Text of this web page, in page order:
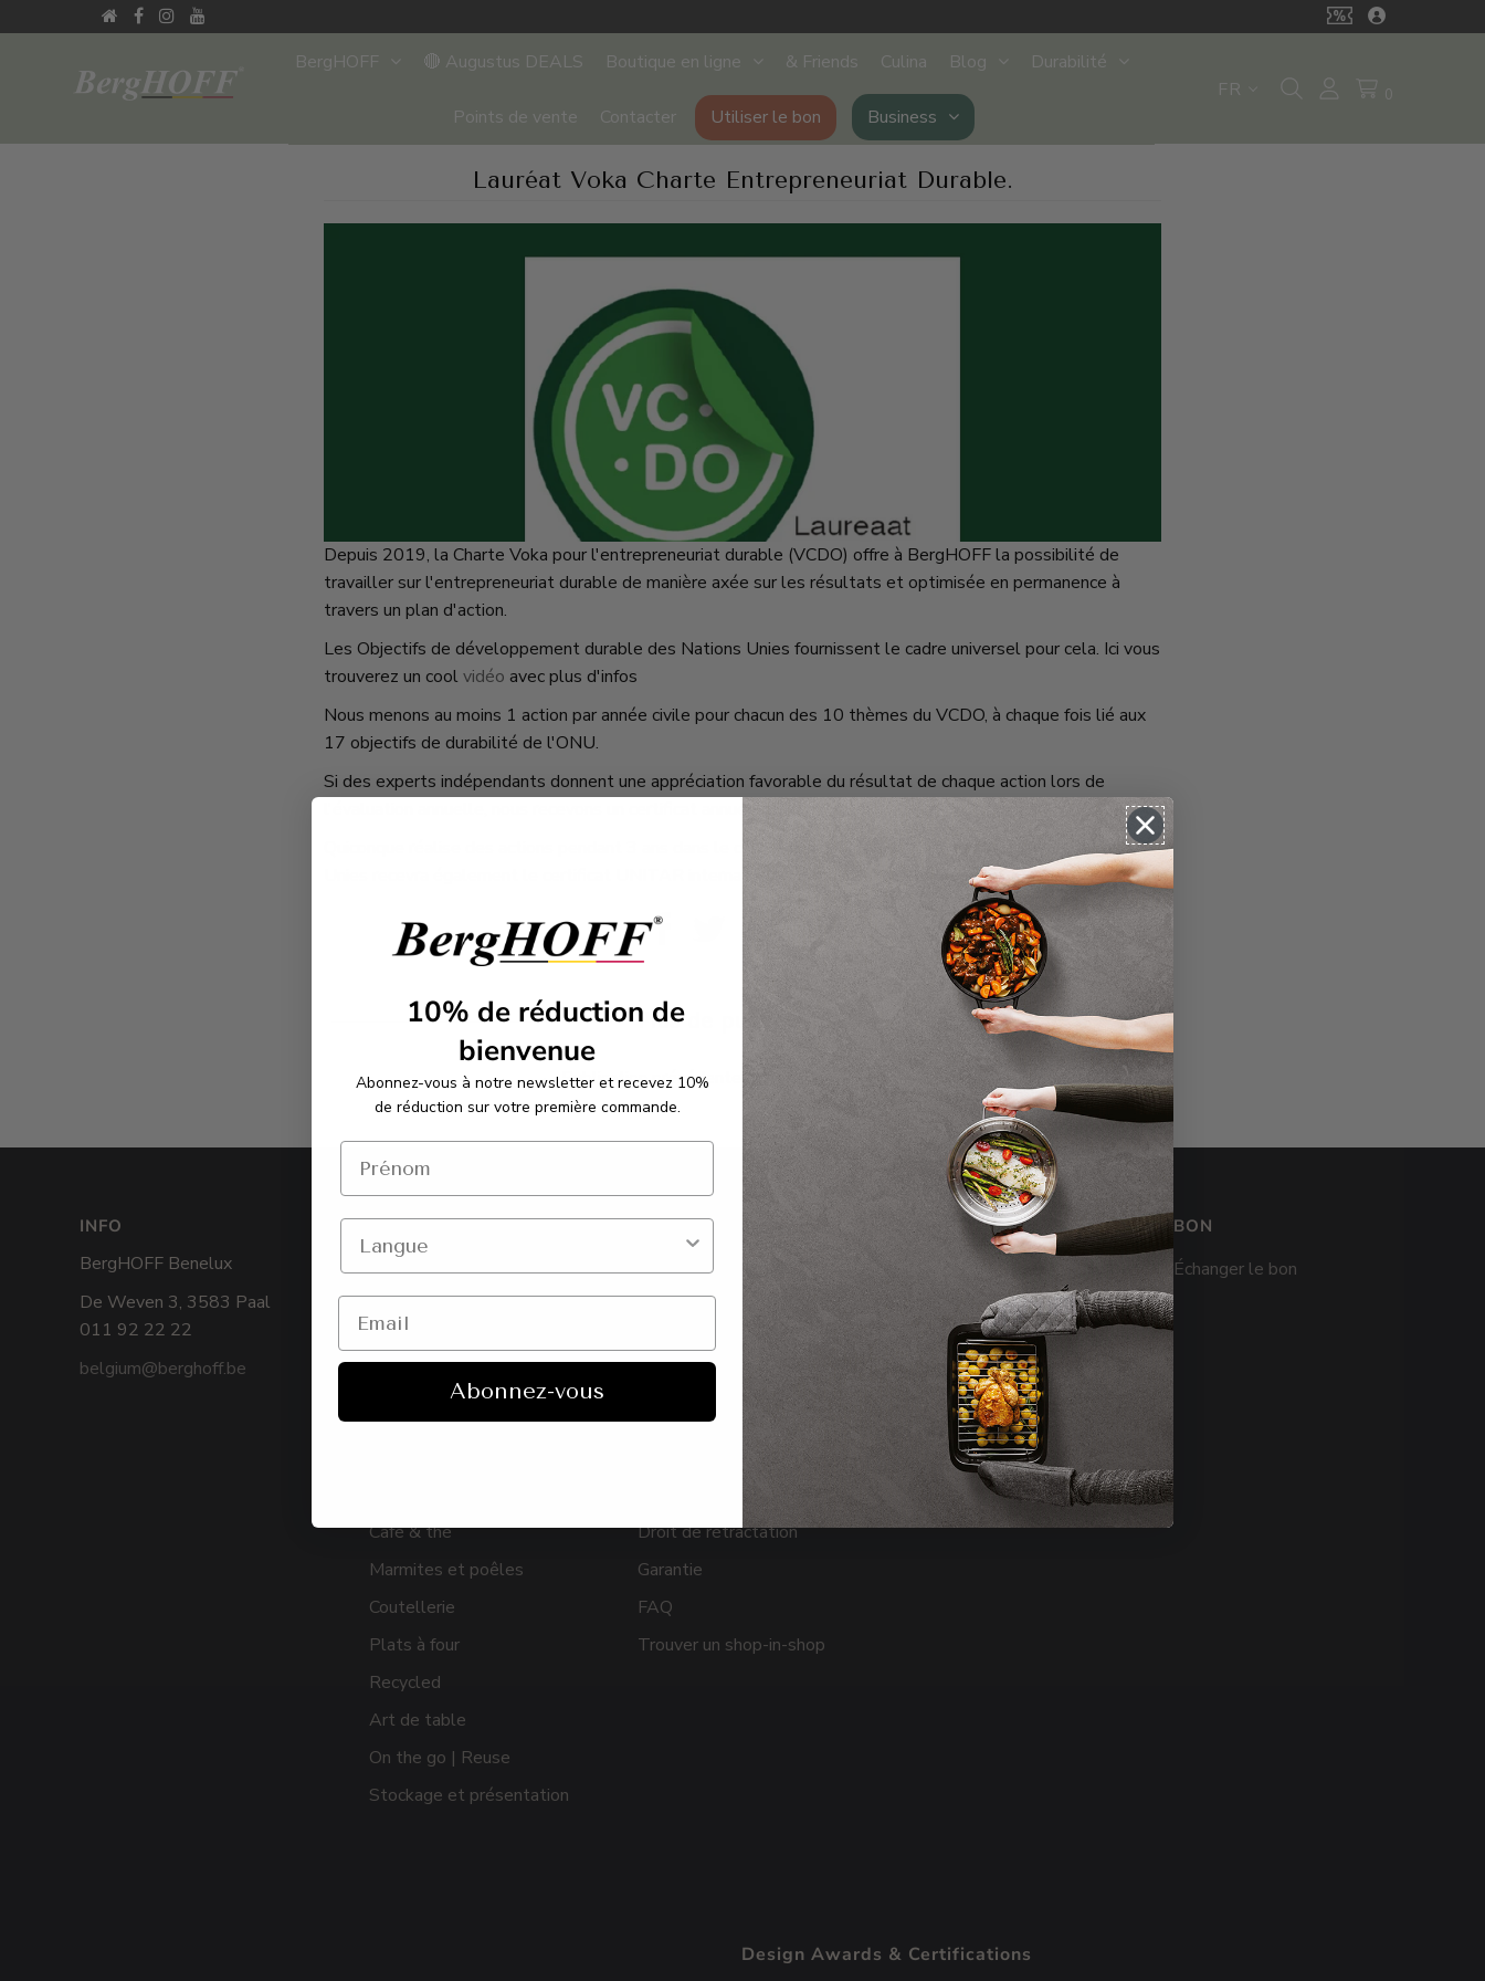
BergHOFF 🔴 Augustus DEALS Boutique en ligne & Friends Culina Blog Durabilité
Points de vente Contacter Utiliser le bon Business
FR 0
Lauréat Voka Charte Entrepreneuriat Durable.
Depuis 2019, la Charte Voka pour l'entrepreneuriat durable (VCDO) offre à BergHOFF la possibilité de
travailler sur l'entrepreneuriat durable de manière axée sur les résultats et optimisée en permanence à
travers un plan d'action.
Les Objectifs de développement durable des Nations Unies fournissent le cadre universel pour cela. Ici vous
trouverez un cool vidéo avec plus d'infos
Nous menons au moins 1 action par année civile pour chacun des 10 thèmes du VCDO, à chaque fois lié aux
17 objectifs de durabilité de l'ONU.
Si des experts indépendants donnent une appréciation favorable du résultat de chaque action lors de
Quiconque réalise des actions pendant 3 ans dans le cadre de chaque objectif de durabilité des Nations
Unies recevra également le certificat UNITAR internationalement reconnu de Cifal Flanders / UNITAR.
Plus de publications
←Publication précédente Publication suivante →
INFO
BergHOFF Benelux
De Weven 3, 3583 Paal
011 92 22 22
belgium@berghoff.be
CATÉGORIES
Couverts
Downdraft Batteries de
Coffrets cadeaux
Café & thé
Marmites et poêles
Coutellerie
Plats à four
Recycled
Art de table
On the go | Reuse
Stockage et présentation
SERVICE CLIENTS
Termes et conditions
Politique de confidentialité
Cookies
Paiement
Expédition et livraison
Droit de rétractation
Garantie
FAQ
Trouver un shop-in-shop
B2B
Info
Magasin concessionnaire
Catalogues de collections
Devenir un partenaire
B2B Media Lounge
BON
Échanger le bon
Design Awards & Certifications
10% de réduction de
bienvenue
Abonnez-vous à notre newsletter et recevez 10%
de réduction sur votre première commande.
Abonnez-vous